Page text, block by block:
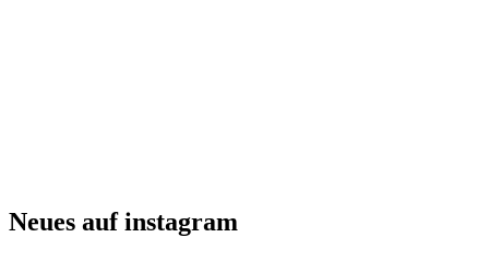
Neues auf instagram